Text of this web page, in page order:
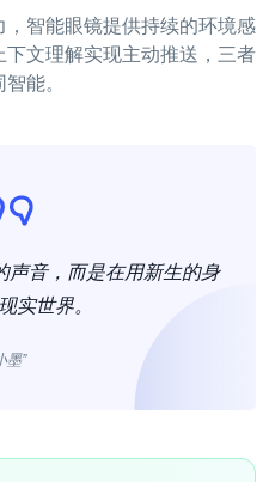
智能眼镜提供持续的环境感
文理解实现主动推送，三者
能。
音，而是在用新生的身
实世界。
墨”